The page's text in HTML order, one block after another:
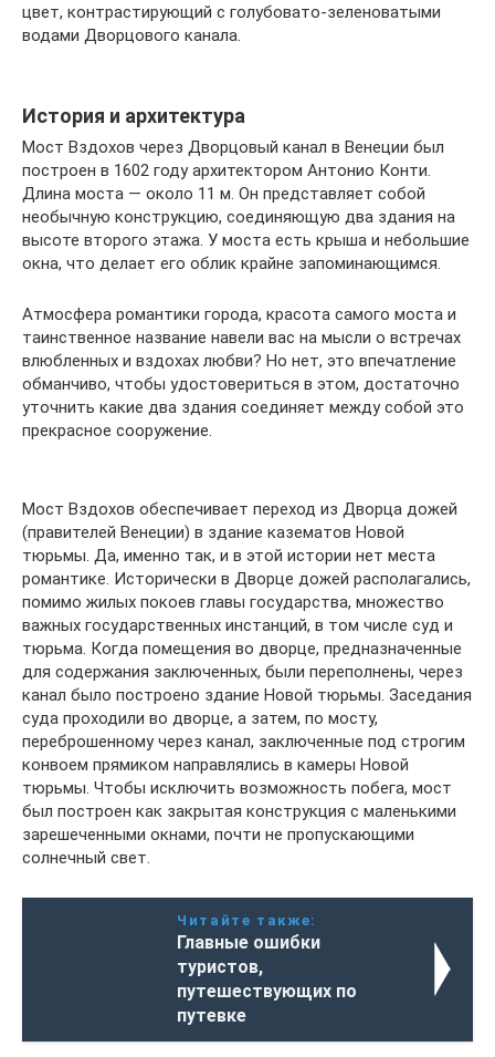
цвет, контрастирующий с голубовато-зеленоватыми
водами Дворцового канала.
История и архитектура
Мост Вздохов через Дворцовый канал в Венеции был
построен в 1602 году архитектором Антонио Конти.
Длина моста — около 11 м. Он представляет собой
необычную конструкцию, соединяющую два здания на
высоте второго этажа. У моста есть крыша и небольшие
окна, что делает его облик крайне запоминающимся.
Атмосфера романтики города, красота самого моста и
таинственное название навели вас на мысли о встречах
влюбленных и вздохах любви? Но нет, это впечатление
обманчиво, чтобы удостовериться в этом, достаточно
уточнить какие два здания соединяет между собой это
прекрасное сооружение.
Мост Вздохов обеспечивает переход из Дворца дожей
(правителей Венеции) в здание казематов Новой
тюрьмы. Да, именно так, и в этой истории нет места
романтике. Исторически в Дворце дожей располагались,
помимо жилых покоев главы государства, множество
важных государственных инстанций, в том числе суд и
тюрьма. Когда помещения во дворце, предназначенные
для содержания заключенных, были переполнены, через
канал было построено здание Новой тюрьмы. Заседания
суда проходили во дворце, а затем, по мосту,
переброшенному через канал, заключенные под строгим
конвоем прямиком направлялись в камеры Новой
тюрьмы. Чтобы исключить возможность побега, мост
был построен как закрытая конструкция с маленькими
зарешеченными окнами, почти не пропускающими
солнечный свет.
Читайте также:
Главные ошибки
туристов,
путешествующих по
путевке